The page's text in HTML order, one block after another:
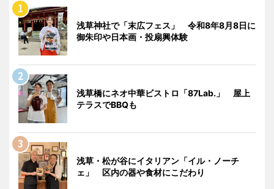
浅草神社で「末広フェス」 令和8年8月8日に
御朱印や日本画・投扇興体験
浅草橋にネオ中華ビストロ「87Lab.」 屋上
テラスでBBQも
浅草・松が谷にイタリアン「イル・ノーチ
ェ」 区内の器や食材にこだわり